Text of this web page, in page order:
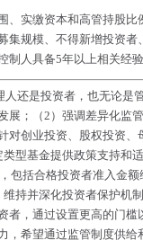
实缴资本和高管持股
规模、不得新增投资
人具备5年以上相关经验
还是投资者，也无论是
；（2）强调差异化监
创业投资、股权投资
型基金提供政策支持和
括合格投资者准入金
持并深化投资者保护机
，通过设置更高的门
希望通过监管制度供